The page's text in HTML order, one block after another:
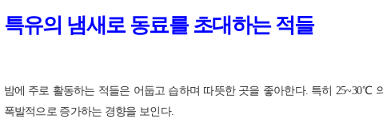
특유의 냄새로 동료를 초대하는 적들
밤에 주로 활동하는 적들은 어둡고 습하며 따뜻한 곳을 좋아한다. 특히 25~30℃
폭발적으로 증가하는 경향을 보인다.